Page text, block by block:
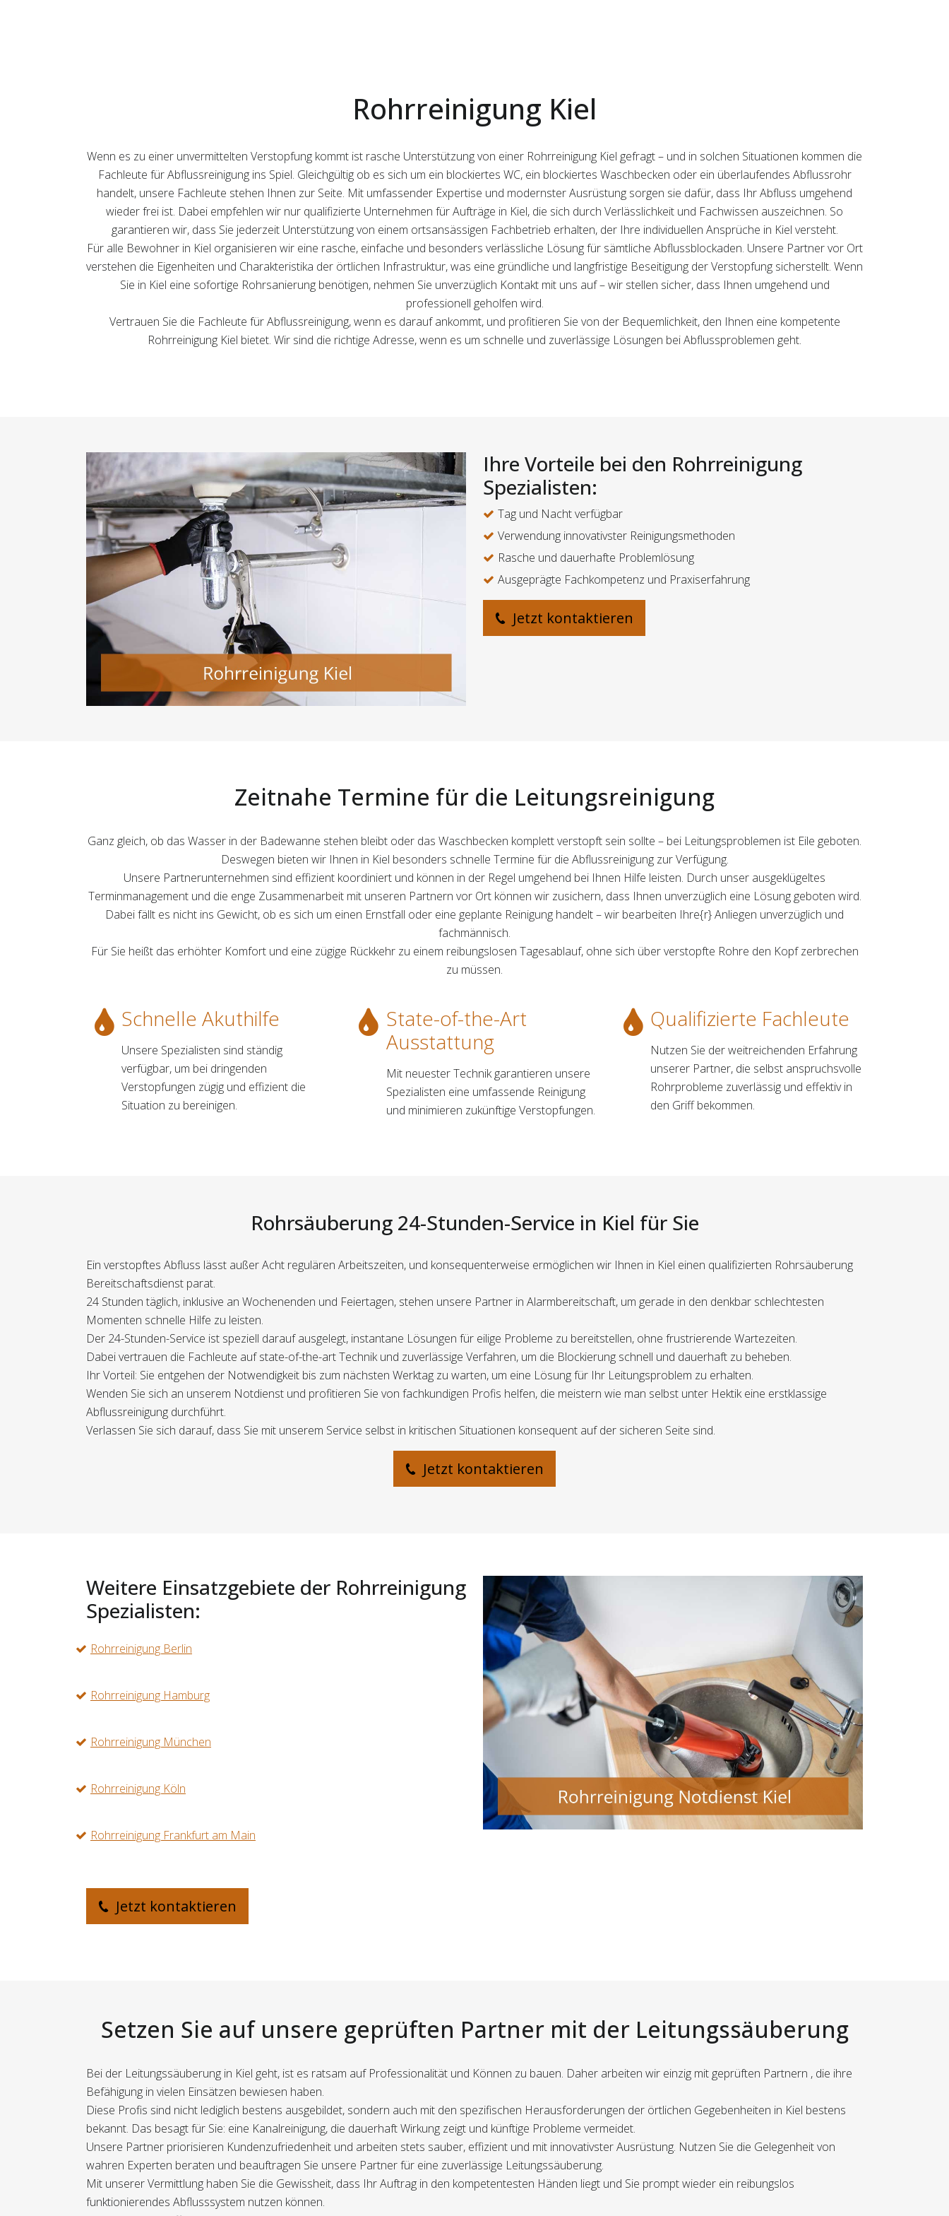
Rohrreinigung Kiel
Wenn es zu einer unvermittelten Verstopfung kommt ist rasche Unterstützung von einer Rohrreinigung Kiel gefragt – und in solchen Situationen kommen die
Fachleute für Abflussreinigung ins Spiel. Gleichgültig ob es sich um ein blockiertes WC, ein blockiertes Waschbecken oder ein überlaufendes Abflussrohr
handelt, unsere Fachleute stehen Ihnen zur Seite. Mit umfassender Expertise und modernster Ausrüstung sorgen sie dafür, dass Ihr Abfluss umgehend
wieder frei ist. Dabei empfehlen wir nur qualifizierte Unternehmen für Aufträge in Kiel, die sich durch Verlässlichkeit und Fachwissen auszeichnen. So
garantieren wir, dass Sie jederzeit Unterstützung von einem ortsansässigen Fachbetrieb erhalten, der Ihre individuellen Ansprüche in Kiel versteht.
Für alle Bewohner in Kiel organisieren wir eine rasche, einfache und besonders verlässliche Lösung für sämtliche Abflussblockaden. Unsere Partner vor Ort
verstehen die Eigenheiten und Charakteristika der örtlichen Infrastruktur, was eine gründliche und langfristige Beseitigung der Verstopfung sicherstellt. Wenn
Sie in Kiel eine sofortige Rohrsanierung benötigen, nehmen Sie unverzüglich Kontakt mit uns auf – wir stellen sicher, dass Ihnen umgehend und
professionell geholfen wird.
Vertrauen Sie die Fachleute für Abflussreinigung, wenn es darauf ankommt, und profitieren Sie von der Bequemlichkeit, den Ihnen eine kompetente
Rohrreinigung Kiel bietet. Wir sind die richtige Adresse, wenn es um schnelle und zuverlässige Lösungen bei Abflussproblemen geht.
Ihre Vorteile bei den Rohrreinigung
Spezialisten:
Tag und Nacht verfügbar
Verwendung innovativster Reinigungsmethoden
Rasche und dauerhafte Problemlösung
Ausgeprägte Fachkompetenz und Praxiserfahrung
Jetzt kontaktieren
Zeitnahe Termine für die Leitungsreinigung
Ganz gleich, ob das Wasser in der Badewanne stehen bleibt oder das Waschbecken komplett verstopft sein sollte – bei Leitungsproblemen ist Eile geboten.
Deswegen bieten wir Ihnen in Kiel besonders schnelle Termine für die Abflussreinigung zur Verfügung.
Unsere Partnerunternehmen sind effizient koordiniert und können in der Regel umgehend bei Ihnen Hilfe leisten. Durch unser ausgeklügeltes
Terminmanagement und die enge Zusammenarbeit mit unseren Partnern vor Ort können wir zusichern, dass Ihnen unverzüglich eine Lösung geboten wird.
Dabei fällt es nicht ins Gewicht, ob es sich um einen Ernstfall oder eine geplante Reinigung handelt – wir bearbeiten Ihre{r} Anliegen unverzüglich und
fachmännisch.
Für Sie heißt das erhöhter Komfort und eine zügige Rückkehr zu einem reibungslosen Tagesablauf, ohne sich über verstopfte Rohre den Kopf zerbrechen
zu müssen.
Schnelle Akuthilfe
Unsere Spezialisten sind ständig
verfügbar, um bei dringenden
Verstopfungen zügig und effizient die
Situation zu bereinigen.
State-of-the-Art
Ausstattung
Mit neuester Technik garantieren unsere
Spezialisten eine umfassende Reinigung
und minimieren zukünftige Verstopfungen.
Qualifizierte Fachleute
Nutzen Sie der weitreichenden Erfahrung
unserer Partner, die selbst anspruchsvolle
Rohrprobleme zuverlässig und effektiv in
den Griff bekommen.
Rohrsäuberung 24-Stunden-Service in Kiel für Sie
Ein verstopftes Abfluss lässt außer Acht regulären Arbeitszeiten, und konsequenterweise ermöglichen wir Ihnen in Kiel einen qualifizierten Rohrsäuberung
Bereitschaftsdienst parat.
24 Stunden täglich, inklusive an Wochenenden und Feiertagen, stehen unsere Partner in Alarmbereitschaft, um gerade in den denkbar schlechtesten
Momenten schnelle Hilfe zu leisten.
Der 24-Stunden-Service ist speziell darauf ausgelegt, instantane Lösungen für eilige Probleme zu bereitstellen, ohne frustrierende Wartezeiten.
Dabei vertrauen die Fachleute auf state-of-the-art Technik und zuverlässige Verfahren, um die Blockierung schnell und dauerhaft zu beheben.
Ihr Vorteil: Sie entgehen der Notwendigkeit bis zum nächsten Werktag zu warten, um eine Lösung für Ihr Leitungsproblem zu erhalten.
Wenden Sie sich an unserem Notdienst und profitieren Sie von fachkundigen Profis helfen, die meistern wie man selbst unter Hektik eine erstklassige
Abflussreinigung durchführt.
Verlassen Sie sich darauf, dass Sie mit unserem Service selbst in kritischen Situationen konsequent auf der sicheren Seite sind.
Jetzt kontaktieren
Weitere Einsatzgebiete der Rohrreinigung
Spezialisten:
Rohrreinigung Berlin
Rohrreinigung Hamburg
Rohrreinigung München
Rohrreinigung Köln
Rohrreinigung Frankfurt am Main
Jetzt kontaktieren
Setzen Sie auf unsere geprüften Partner mit der Leitungssäuberung
Bei der Leitungssäuberung in Kiel geht, ist es ratsam auf Professionalität und Können zu bauen. Daher arbeiten wir einzig mit geprüften Partnern , die ihre
Befähigung in vielen Einsätzen bewiesen haben.
Diese Profis sind nicht lediglich bestens ausgebildet, sondern auch mit den spezifischen Herausforderungen der örtlichen Gegebenheiten in Kiel bestens
bekannt. Das besagt für Sie: eine Kanalreinigung, die dauerhaft Wirkung zeigt und künftige Probleme vermeidet.
Unsere Partner priorisieren Kundenzufriedenheit und arbeiten stets sauber, effizient und mit innovativster Ausrüstung. Nutzen Sie die Gelegenheit von
wahren Experten beraten und beauftragen Sie unsere Partner für eine zuverlässige Leitungssäuberung.
Mit unserer Vermittlung haben Sie die Gewissheit, dass Ihr Auftrag in den kompetentesten Händen liegt und Sie prompt wieder ein reibungslos
funktionierendes Abflusssystem nutzen können.